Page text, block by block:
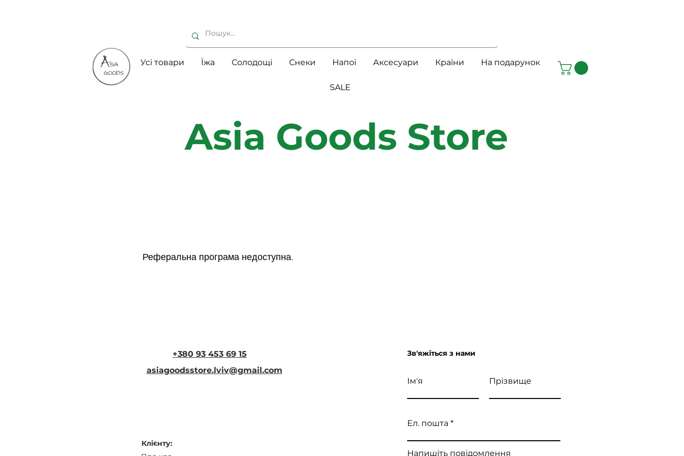
Усі товари Їжа Солодощі Снеки Напої Аксесуари Країни На подарунок
SALE
Asia Goods Store
Реферальна програма недоступна.
+380 93 453 69 15
asiagoodsstore.lviv@gmail.com
Клієнту:
Зв'яжіться з нами
Ім'я Прізвище
Ел. пошта
Напишіть повідомлення